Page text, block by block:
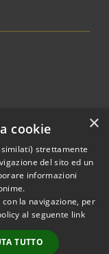
© 2026 • Comune di
• Powered by
•
Accesso
×
cookie
strettamente
del sito ed un
informazioni
la navigazione, per
al seguente link
TUTTO